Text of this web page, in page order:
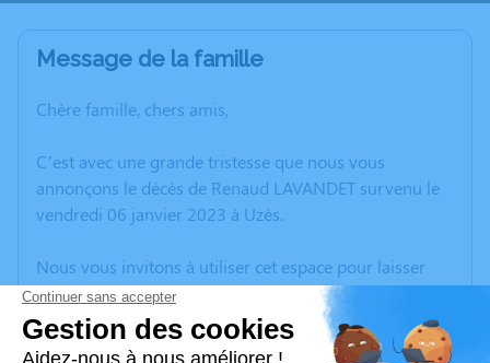
Message de la famille
Chère famille, chers amis,
C’est avec une grande tristesse que nous vous
annonçons le décès de Renaud LAVANDET survenu le
vendredi 06 janvier 2023 à Uzès.
Nous vous invitons à utiliser cet espace pour laisser
vos condoléances, partager des photos souvenirs, une
anecdote ou exprimer vos pensées à travers des
poèmes ou des textes. Cet endroit est un lieu